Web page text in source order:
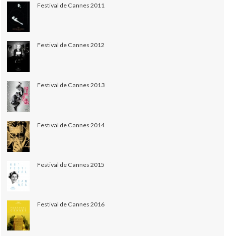
Festival de Cannes 2011
Festival de Cannes 2012
Festival de Cannes 2013
Festival de Cannes 2014
Festival de Cannes 2015
Festival de Cannes 2016